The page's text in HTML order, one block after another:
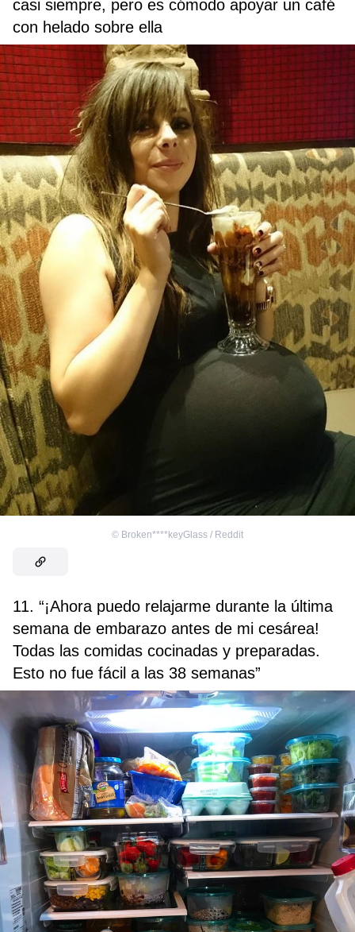
casi siempre, pero es cómodo apoyar un café
con helado sobre ella
© Broken****keyGlass / Reddit
11. “¡Ahora puedo relajarme durante la última
semana de embarazo antes de mi cesárea!
Todas las comidas cocinadas y preparadas.
Esto no fue fácil a las 38 semanas”